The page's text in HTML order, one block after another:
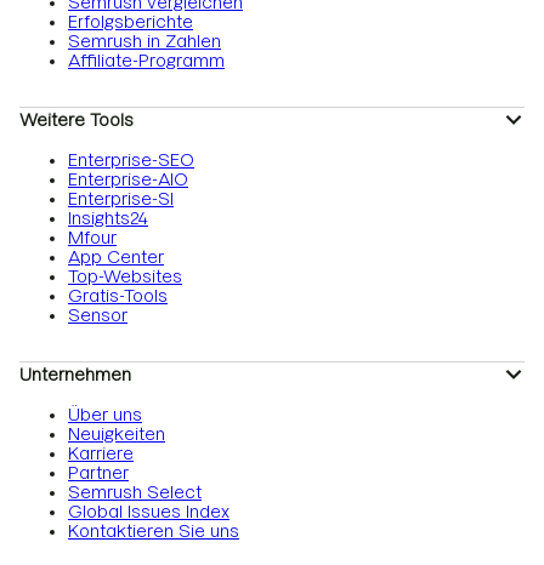
Erfolgsberichte
Semrush in Zahlen
Affiliate-Programm
Weitere Tools
Enterprise-SEO
Enterprise-AIO
Enterprise-SI
Insights24
Mfour
App Center
Top-Websites
Gratis-Tools
Sensor
Unternehmen
Über uns
Neuigkeiten
Karriere
Partner
Semrush Select
Global Issues Index
Kontaktieren Sie uns